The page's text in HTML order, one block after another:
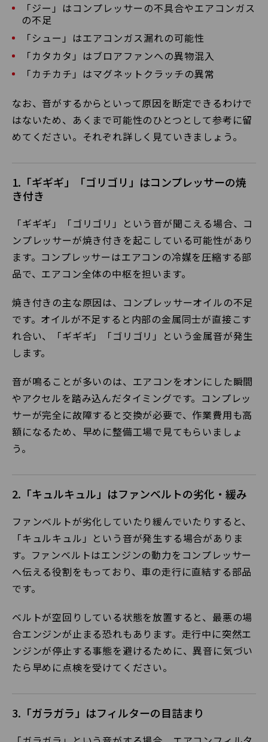
「ジー」はコンプレッサーの不具合やエアコンガス
の不足
「シュー」はエアコンガス漏れの可能性
「カタカタ」はブロアファンへの異物混入
「カチカチ」はマグネットクラッチの異常
なお、音がするからといって原因を断定できるわけで
はないため、あくまで可能性のひとつとして参考に留
めてください。それぞれ詳しく見ていきましょう。
1.「ギギギ」「ゴリゴリ」はコンプレッサーの焼
き付き
「ギギギ」「ゴリゴリ」という音が聞こえる場合、コ
ンプレッサーが焼き付きを起こしている可能性があり
ます。コンプレッサーはエアコンの冷媒を圧縮する部
品で、エアコン全体の中枢を担います。
焼き付きの主な原因は、コンプレッサーオイルの不足
です。オイルが不足すると内部の金属同士が直接こす
れ合い、「ギギギ」「ゴリゴリ」という金属音が発生
します。
音が鳴ることが多いのは、エアコンをオンにした瞬間
やアクセルを踏み込んだタイミングです。コンプレッ
サーが完全に故障すると交換が必要で、作業費用も高
額になるため、早めに整備工場で見てもらいましょ
う。
2.「キュルキュル」はファンベルトの劣化・緩み
ファンベルトが劣化していたり緩んでいたりすると、
「キュルキュル」という音が発生する場合がありま
す。ファンベルトはエンジンの動力をコンプレッサー
へ伝える役割をもっており、車の走行に直結する部品
です。
ベルトが空回りしている状態を放置すると、最悪の場
合エンジンが止まる恐れもあります。走行中に突然エ
ンジンが停止する事態を避けるために、異音に気づい
たら早めに点検を受けてください。
3.「ガラガラ」はフィルターの目詰まり